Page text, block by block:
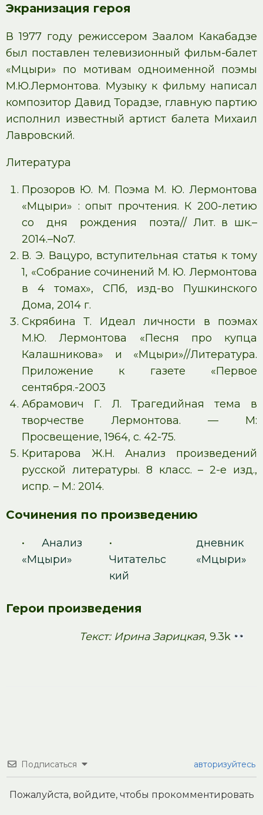
Экранизация героя
В 1977 году режиссером Заалом Какабадзе
был поставлен телевизионный фильм-балет
«Мцыри» по мотивам одноименной поэмы
М.Ю.Лермонтова. Музыку к фильму написал
композитор Давид Торадзе, главную партию
исполнил известный артист балета Михаил
Лавровский.
Литература
Прозоров Ю. М. Поэма М. Ю. Лермонтова
«Мцыри» : опыт прочтения. К 200-летию
со дня рождения поэта// Лит. в шк.–
2014.–No7.
В. Э. Вацуро, вступительная статья к тому
1, «Собрание сочинений М. Ю. Лермонтова
в 4 томах», СПб, изд-во Пушкинского
Дома, 2014 г.
Скрябина Т. Идеал личности в поэмах
М.Ю. Лермонтова «Песня про купца
Калашникова» и «Мцыри»//Литература.
Приложение к газете «Первое
сентября.-2003
Абрамович Г. Л. Трагедийная тема в
творчестве Лермонтова. — М:
Просвещение, 1964, с. 42-75.
Критарова Ж.Н. Анализ произведений
русской литературы. 8 класс. – 2-е изд.,
испр. – М.: 2014.
Сочинения по произведению
• Анализ
«Мцыри»
•
Читательс
кий
дневник
«Мцыри»
Герои произведения
Текст: Ирина Зарицкая, 9.3k
Подписаться авторизуйтесь
Пожалуйста, войдите, чтобы прокомментировать